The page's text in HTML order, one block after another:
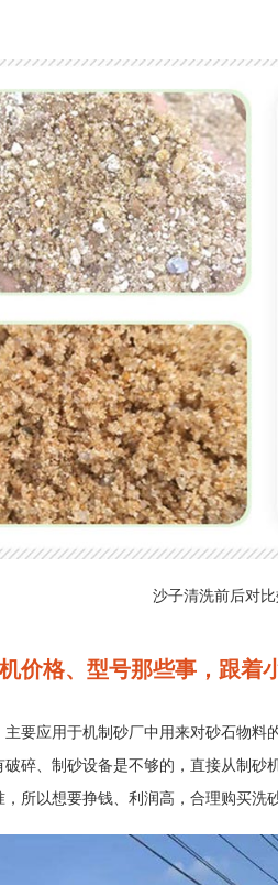
沙子清洗前后对
价格、型号那些事，跟着
要应用于机制砂厂中用来对砂石物料
碎、制砂设备是不够的，直接从制砂
所以想要挣钱、利润高，合理购买洗